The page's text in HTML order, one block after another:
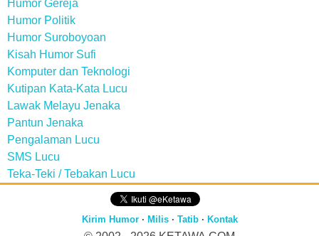
Humor Gereja
Humor Politik
Humor Suroboyoan
Kisah Humor Sufi
Komputer dan Teknologi
Kutipan Kata-Kata Lucu
Lawak Melayu Jenaka
Pantun Jenaka
Pengalaman Lucu
SMS Lucu
Teka-Teki / Tebakan Lucu
Kirim Humor· Milis· Tatib· Kontak